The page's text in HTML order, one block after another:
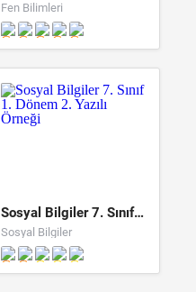
Fen Bilimleri
Sosyal Bilgiler 7. Sınıf 1. Dönem 2. Yazılı Örneği
Sosyal Bilgiler